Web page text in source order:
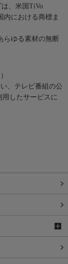
、米国TiVo
内における商標ま
らゆる素材の無断
、テレビ番組の公
用したサービスに